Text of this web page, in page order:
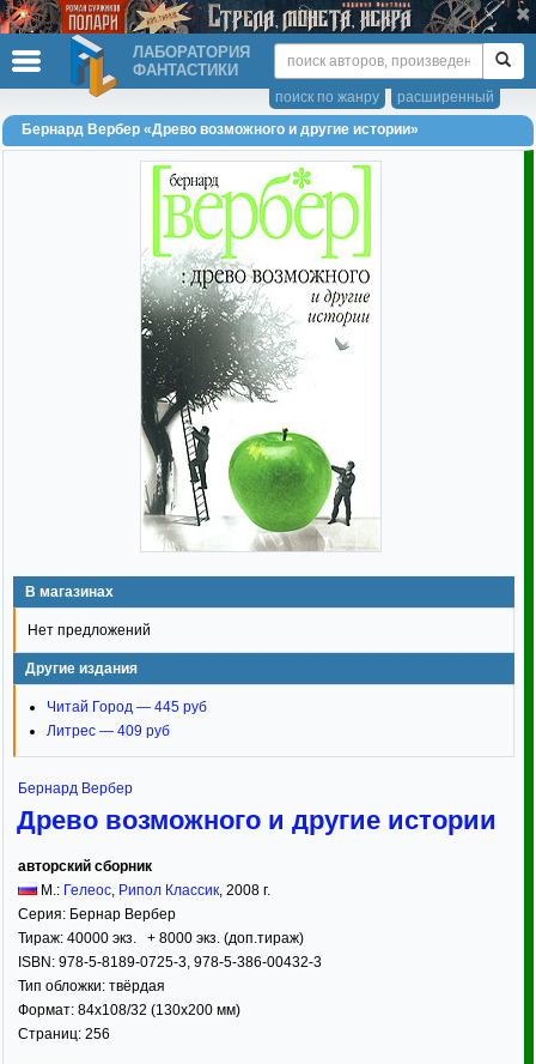
ЛАБОРАТОРИЯ
ФАНТАСТИКИ
расширенный
поиск по жанру
Бернард Вербер «Древо возможного и другие истории»
В магазинах
Нет предложений
Другие издания
Читай Город — 445 руб
Литрес — 409 руб
Бернард Вербер
Древо возможного и другие истории
авторский сборник
М.: Гелеос, Рипол Классик, 2008 г.
Серия: Бернар Вербер
Тираж: 40000 экз. + 8000 экз. (доп.тираж)
ISBN: 978-5-8189-0725-3, 978-5-386-00432-3
Тип обложки: твёрдая
Формат: 84x108/32 (130x200 мм)
Страниц: 256